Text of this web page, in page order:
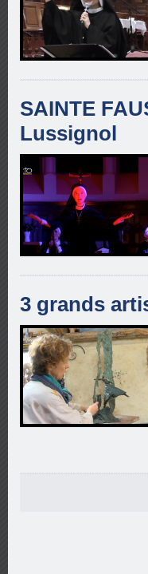
SAINTE
Lussignol
3 grands